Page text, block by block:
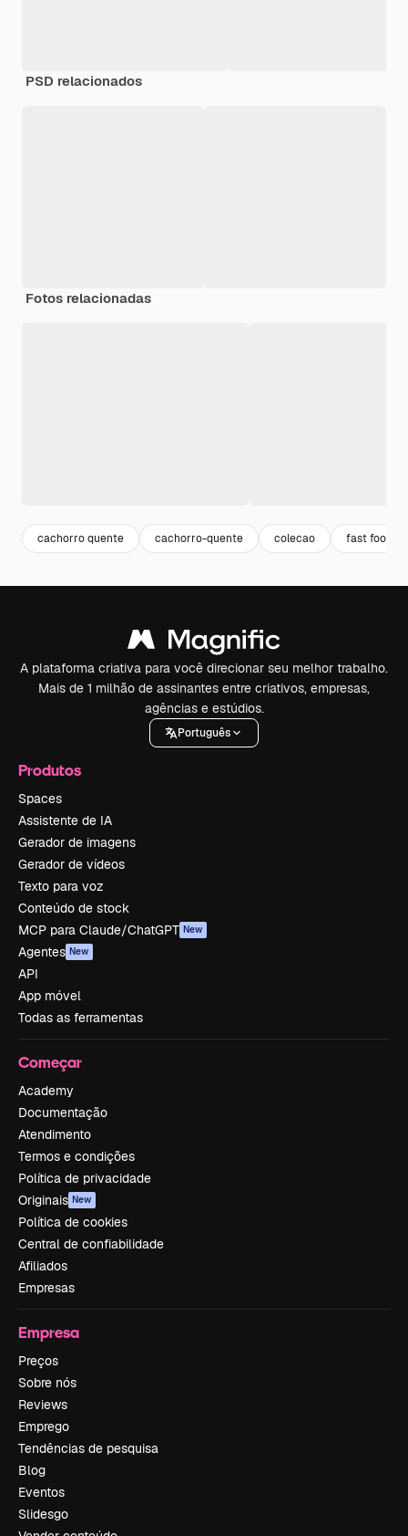
PSD relacionados
Fotos relacionadas
cachorro quente cachorro-quente colecao fast food
A plataforma criativa para você direcionar seu melhor trabalho.
Mais de 1 milhão de assinantes entre criativos, empresas,
agências e estúdios.
Português
Produtos
Spaces
Assistente de IA
Gerador de imagens
Gerador de vídeos
Texto para voz
Conteúdo de stock
MCP para Claude/ChatGPT New
Agentes New
API
App móvel
Todas as ferramentas
Começar
Academy
Documentação
Atendimento
Termos e condições
Política de privacidade
Originais New
Política de cookies
Central de confiabilidade
Afiliados
Empresas
Empresa
Preços
Sobre nós
Reviews
Emprego
Tendências de pesquisa
Blog
Eventos
Slidesgo